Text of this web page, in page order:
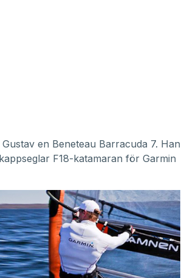
en Beneteau Barracuda 7. Han
F18-katamaran för Garmin